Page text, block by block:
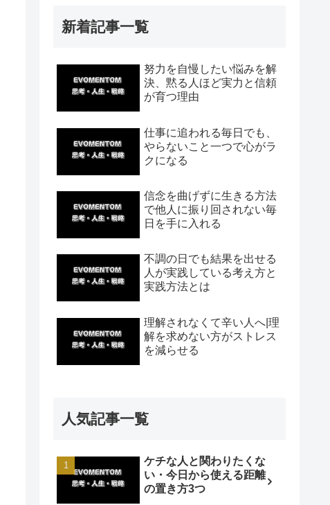
新着記事一覧
努力を自慢したい悩みを解
決、黙る人ほど実力と信頼
が育つ理由
仕事に追われる毎日でも、
やらないこと一つで心がラ
クになる
信念を曲げずに生きる方法
で他人に振り回されない毎
日を手に入れる
不調の日でも結果を出せる
人が実践している考え方と
実践方法とは
理解されなくて辛い人へ|理
解を求めない方がストレス
を減らせる
人気記事一覧
ケチな人と関わりたくな
い・今日から使える距離
の置き方3つ